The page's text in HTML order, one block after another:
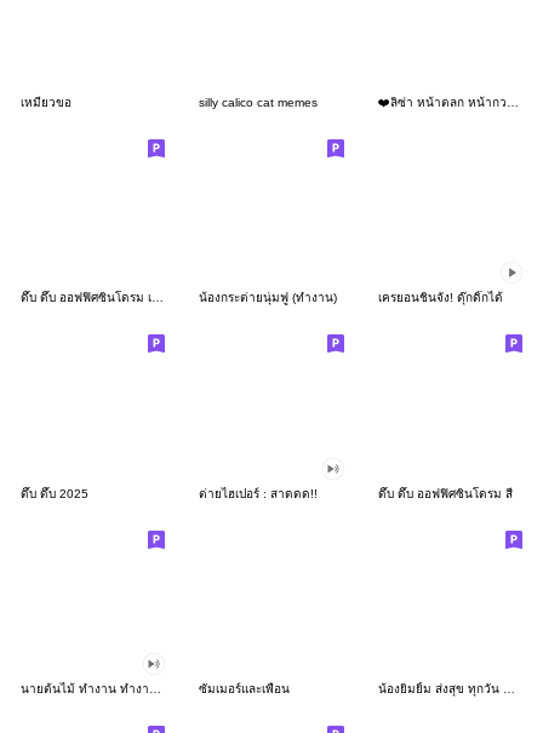
เหมียวขอ silly calico cat memes
ดึ๊บ ดึ๊บ ออฟฟิศซินโดรม เก้า น้องกระต่ายนุ่มฟู (ทำงาน) เครยอนชินจัง! ดุ๊กดิ๊กได้
ดึ๊บ ดึ๊บ 2025 ต่ายไฮเปอร์ : สาดดด!! ดึ๊บ ดึ๊บ ออฟฟิศซินโดรม สี่
ซัมเมอร์และเพื่อน